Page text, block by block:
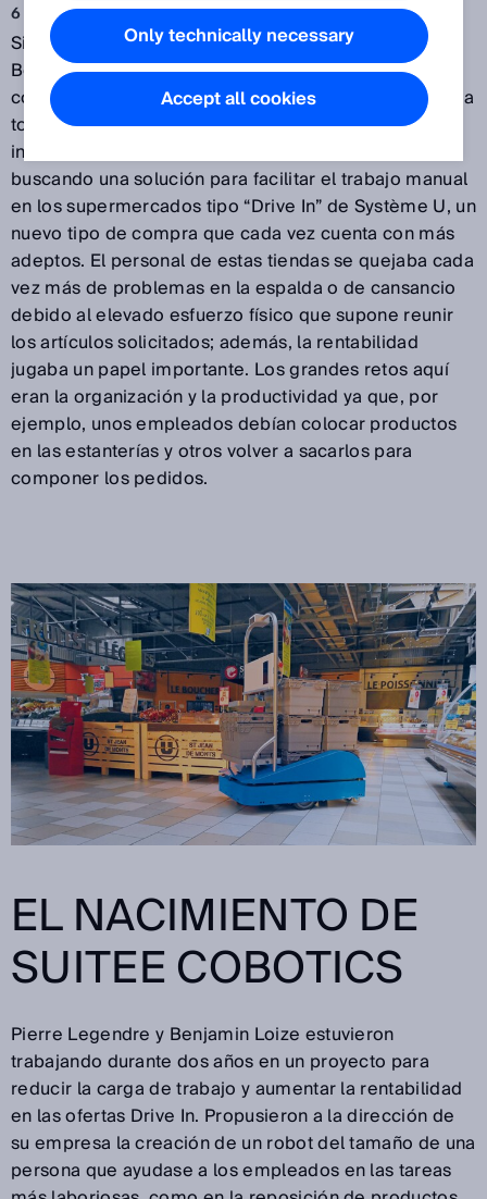
6 abr 2021
Siguiendo la tradición de Google, Pierre Legendre y
Benjamin Loize siguieron el espíritu de las
comunidades de startups en el año 2015 y apostaron a
todo gas por la innovación: ambos trabajaban como
ingenieros en la empresa francesa
buscando una solución para facilitar el trabajo manual
en los supermercados tipo “Drive In” de Système U, un
nuevo tipo de compra que cada vez cuenta con más
adeptos. El personal de estas tiendas se quejaba cada
vez más de problemas en la espalda o de cansancio
debido al elevado esfuerzo físico que supone reunir
los artículos solicitados; además, la rentabilidad
jugaba un papel importante. Los grandes retos aquí
eran la organización y la productividad ya que, por
ejemplo, unos empleados debían colocar productos
en las estanterías y otros volver a sacarlos para
componer los pedidos.
EL NACIMIENTO DE
SUITEE COBOTICS
Pierre Legendre y Benjamin Loize estuvieron
trabajando durante dos años en un proyecto para
reducir la carga de trabajo y aumentar la rentabilidad
en las ofertas Drive In. Propusieron a la dirección de
su empresa la creación de un robot del tamaño de una
persona que ayudase a los empleados en las tareas
Only technically necessary
Accept all cookies